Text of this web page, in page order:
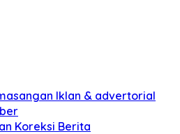
Iklan & advertorial
Koreksi Berita